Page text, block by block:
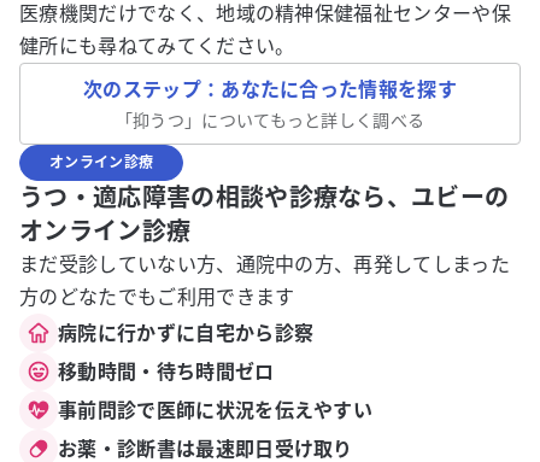
医療機関だけでなく、地域の精神保健福祉センターや保
健所にも尋ねてみてください。
次のステップ：あなたに合った情報を探す
「抑うつ 」についてもっと詳しく調べる
オンライン診療
うつ・適応障害の相談や診療なら、ユビーの
オンライン診療
まだ受診していない方、通院中の方、再発してしまった
方のどなたでもご利用できます
病院に行かずに自宅から診察
移動時間・待ち時間ゼロ
事前問診で医師に状況を伝えやすい
お薬・診断書は最速即日受け取り